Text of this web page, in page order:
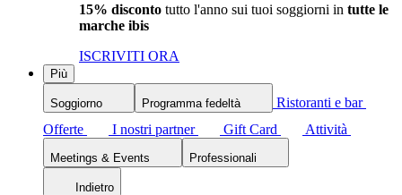
15% disconto tutto l'anno sui tuoi soggiorni in tutte le
marche ibis
ISCRIVITI ORA
Più
Soggiorno Programma fedeltà
Ristoranti e bar
Offerte
I nostri partner Gift Card Attività
Meetings & Events Professionali
Indietro